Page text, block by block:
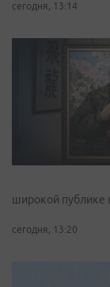
сегодня, 13:14
широкой публике
сегодня, 13:20